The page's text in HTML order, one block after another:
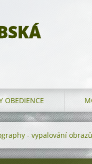
OBEDIENCE
- vypalování